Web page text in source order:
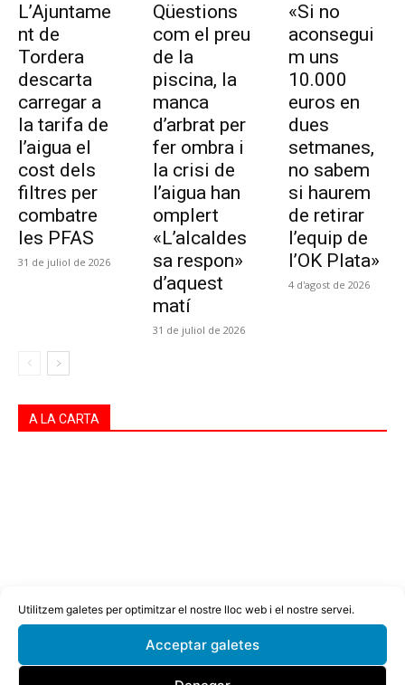
Utilitzem galetes per optimitzar el nostre lloc web i el nostre servei.
Acceptar galetes
L’Ajuntame
nt de
Tordera
descarta
carregar a
la tarifa de
l’aigua el
cost dels
filtres per
combatre
les PFAS
31 de juliol de 2026
Qüestions
com el preu
de la
piscina, la
manca
d’arbrat per
fer ombra i
la crisi de
l’aigua han
omplert
«L’alcaldes
sa respon»
d’aquest
matí
31 de juliol de 2026
«Si no
aconsegui
m uns
10.000
euros en
dues
setmanes,
no sabem
si haurem
de retirar
l’equip de
l’OK Plata»
4 d'agost de 2026
A LA CARTA